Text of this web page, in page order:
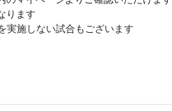
ります
実施しない試合もございます